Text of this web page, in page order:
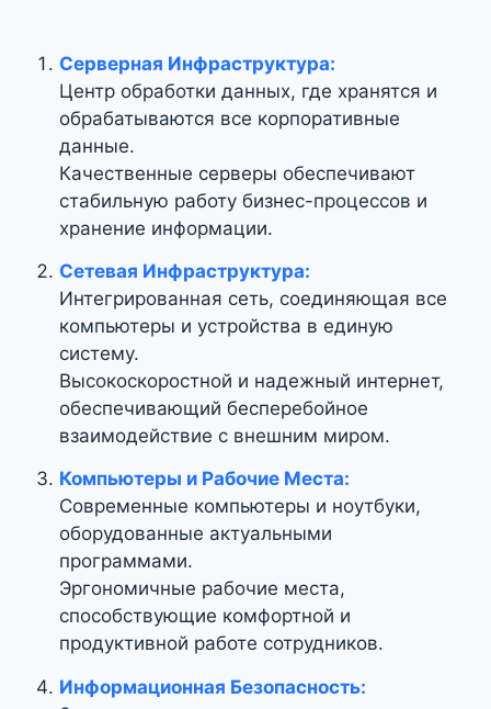
Серверная Инфраструктура:
Центр обработки данных, где хранятся и
обрабатываются все корпоративные
данные.
Качественные серверы обеспечивают
стабильную работу бизнес-процессов и
хранение информации.
Сетевая Инфраструктура:
Интегрированная сеть, соединяющая все
компьютеры и устройства в единую
систему.
Высокоскоростной и надежный интернет,
обеспечивающий бесперебойное
взаимодействие с внешним миром.
Компьютеры и Рабочие Места:
Современные компьютеры и ноутбуки,
оборудованные актуальными
программами.
Эргономичные рабочие места,
способствующие комфортной и
продуктивной работе сотрудников.
Информационная Безопасность: